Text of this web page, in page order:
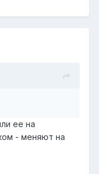
ее на
- меняют на